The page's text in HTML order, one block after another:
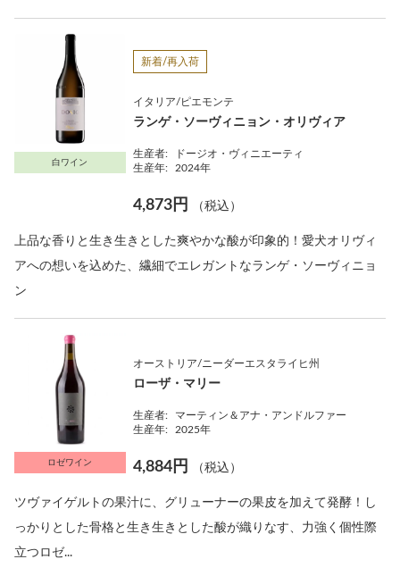
白ワイン
新着/再入荷
イタリア/ピエモンテ
ランゲ・ソーヴィニョン・オリヴィア
生産者:
ドージオ・ヴィニエーティ
生産年:
2024年
4,873円 （税込）
上品な香りと生き生きとした爽やかな酸が印象的！愛犬オリヴィ
アへの想いを込めた、繊細でエレガントなランゲ・ソーヴィニョ
ン
ロゼワイン
オーストリア/ニーダーエスタライヒ州
ローザ・マリー
生産者:
マーティン＆アナ・アンドルファー
生産年:
2025年
4,884円 （税込）
ツヴァイゲルトの果汁に、グリューナーの果皮を加えて発酵！し
っかりとした骨格と生き生きとした酸が織りなす、力強く個性際
立つロゼ...